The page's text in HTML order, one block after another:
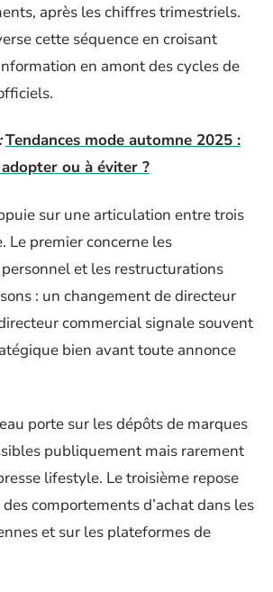
après les chiffres trimestriels.
cette séquence en croisant
en amont des cycles de
Tendances mode automne 2025 :
ou à éviter ?
sur une articulation entre trois
Le premier concerne les
et les restructurations
: un changement de directeur
commercial signale souvent
bien avant toute annonce
porte sur les dépôts de marques
publiquement mais rarement
lifestyle. Le troisième repose
comportements d’achat dans les
et sur les plateformes de